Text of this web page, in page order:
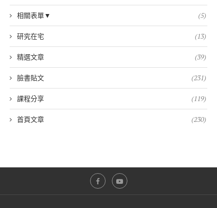
相關表單▼ (5)
研究在宅 (13)
精選文章 (39)
臉書貼文 (231)
課程分享 (119)
首頁文章 (230)